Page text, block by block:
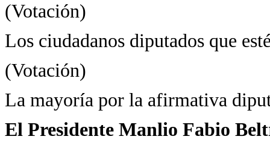
(Votación)
Los ciudadanos diputados que
(Votación)
La mayoría por la afirmativa
El Presidente Manlio Fabio